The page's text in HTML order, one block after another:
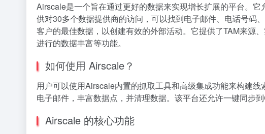
Airscale是一个旨在通过更好的数据来实现增长扩展的平台。
供对30多个数据提供商的访问，可以找到电子邮件、电话号码
客户的最佳数据，以创建有效的外部活动。它提供了TAM来源
进行的数据丰富等功能。
如何使用 Airscale？
用户可以使用Airscale内置的抓取工具和高级集成功能来构建
电子邮件，丰富数据点，并清理数据。该平台还允许一键同步到
Airscale 的核心功能